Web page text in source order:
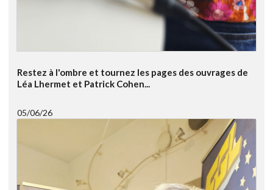
Restez à l'ombre et tournez les pages des ouvrages de
Léa Lhermet et Patrick Cohen...
05/06/26